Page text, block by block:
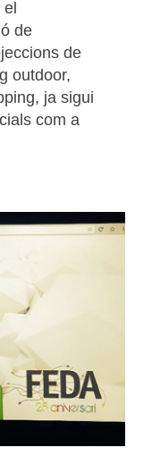
el
de
de
outdoor,
ja sigui
com a